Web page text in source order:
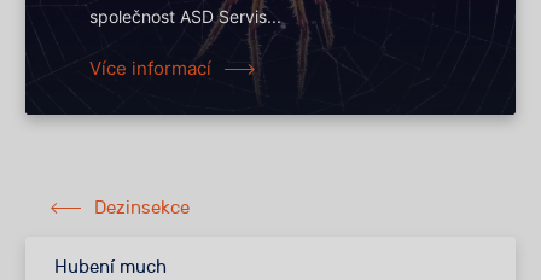
společnost ASD Servis...
Více informací
Dezinsekce
Hubení much